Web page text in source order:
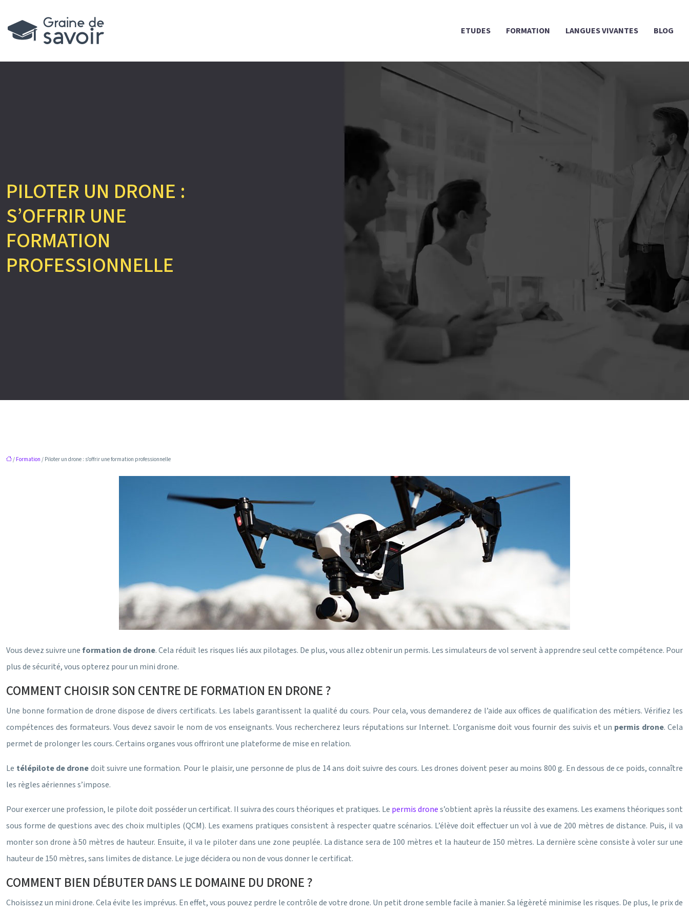
ETUDES FORMATION LANGUES VIVANTES BLOG
PILOTER UN DRONE :
S’OFFRIR UNE
FORMATION
PROFESSIONNELLE
/ Formation / Piloter un drone : s’offrir une formation professionnelle
Vous devez suivre uneformation de drone. Cela réduit les risques liés aux pilotages. De plus, vous allez obtenir un permis. Les simulateurs de vol servent à apprendre seul cette compétence. Pour
plus de sécurité, vous opterez pour un mini drone.
COMMENT CHOISIR SON CENTRE DE FORMATION EN DRONE ?
Une bonne formation de drone dispose de divers certificats. Les labels garantissent la qualité du cours. Pour cela, vous demanderez de l’aide aux offices de qualification des métiers. Vérifiez les
compétences des formateurs. Vous devez savoir le nom de vos enseignants. Vous rechercherez leurs réputations sur Internet. L’organisme doit vous fournir des suivis et un permis drone. Cela
permet de prolonger les cours. Certains organes vous offriront une plateforme de mise en relation.
Le télépilote de dronedoit suivre une formation. Pour le plaisir, une personne de plus de 14 ans doit suivre des cours. Les drones doivent peser au moins 800 g. En dessous de ce poids, connaître
les règles aériennes s’impose.
Pour exercer une profession, le pilote doit posséder un certificat. Il suivra des cours théoriques et pratiques. Le permis drones’obtient après la réussite des examens. Les examens théoriques sont
sous forme de questions avec des choix multiples (QCM). Les examens pratiques consistent à respecter quatre scénarios. L’élève doit effectuer un vol à vue de 200 mètres de distance. Puis, il va
monter son drone à 50 mètres de hauteur. Ensuite, il va le piloter dans une zone peuplée. La distance sera de 100 mètres et la hauteur de 150 mètres. La dernière scène consiste à voler sur une
hauteur de 150 mètres, sans limites de distance. Le juge décidera ou non de vous donner le certificat.
COMMENT BIEN DÉBUTER DANS LE DOMAINE DU DRONE ?
Choisissez un mini drone. Cela évite les imprévus. En effet, vous pouvez perdre le contrôle de votre drone. Un petit drone semble facile à manier. Sa légèreté minimise les risques. De plus, le prix de